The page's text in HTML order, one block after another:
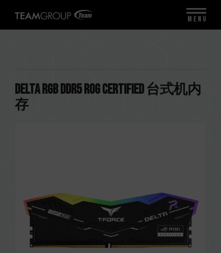
DELTA RGB DDR5 ROG CERTIFIED 台式机内
存
MENU